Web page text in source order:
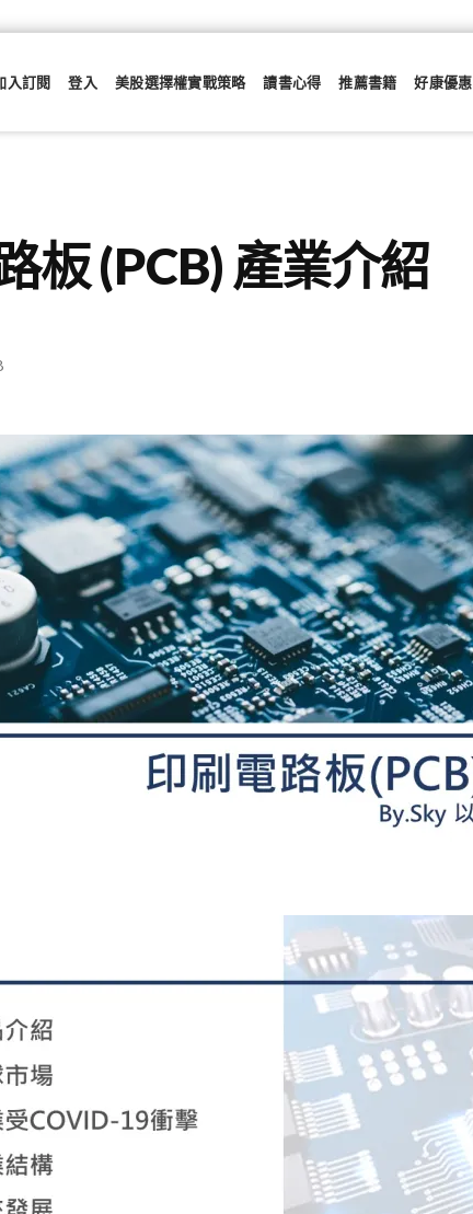
入訂閱 登入 美股選擇權實戰策略 讀書心得 推薦書籍 好康優惠
板 (PCB) 產業介紹